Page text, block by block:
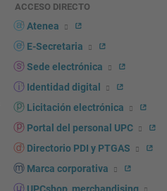
ACCESO DIRECTO
Atenea
E-Secretaria
Sede electrónica
Identidad digital
Licitación electrónica
Portal del personal UPC
Directorio PDI y PTGAS
Marca corporativa